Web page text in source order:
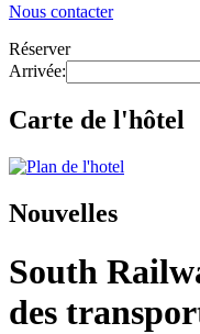
Nous contacter
Réserver
Arrivée:
Carte de l'hôtel
Nouvelles
South
des